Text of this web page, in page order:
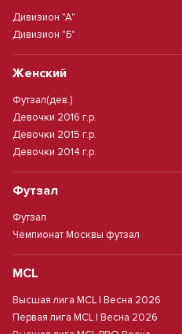
Дивизион "А"
Дивизион "Б"
Женский
Футзал(дев.)
Девочки 2016 г.р.
Девочки 2015 г.р.
Девочки 2014 г.р.
Футзал
Футзал
Чемпионат Москвы футзал
MCL
Высшая лига MCL | Весна 2026
Первая лига MCL | Весна 2026